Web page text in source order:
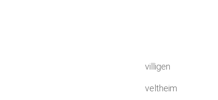
villigen
veltheim